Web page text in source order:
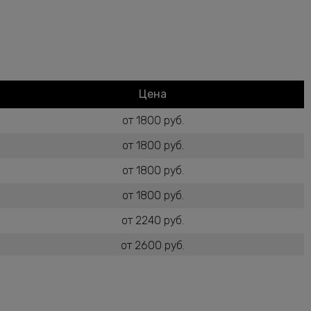
Цена
от 1800 руб.
от 1800 руб.
от 1800 руб.
от 1800 руб.
от 2240 руб.
от 2600 руб.